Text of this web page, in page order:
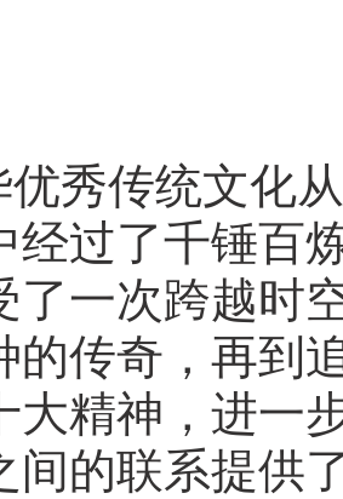
优秀传统文化
经过了千锤百
了一次跨越时
的传奇，再到
大精神，进一
间的联系提供